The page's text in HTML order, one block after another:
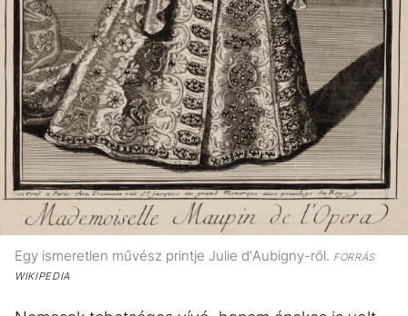
Egy ismeretlen művész printje Julie d'Aubigny-ről. FORRÁS
WIKIPEDIA